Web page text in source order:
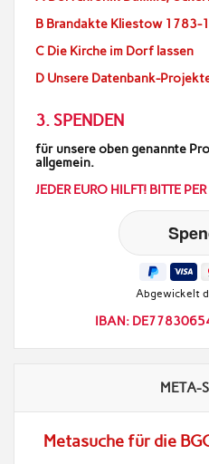
B Brandakte Kliestow 1783-
C Die Kirche im Dorf lassen
D Unsere Datenbank-
3. SPENDEN
für unsere oben genannte
allgemein.
JEDER EURO HILFT! BITTE
Abgewickelt
IBAN:
META-
Metasuche für die